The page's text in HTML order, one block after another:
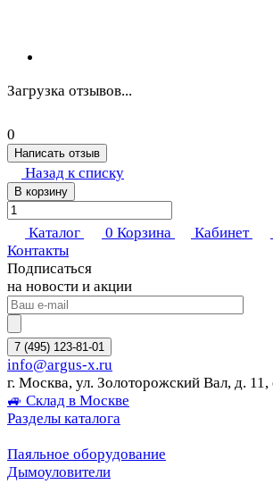
Загрузка отзывов...
0
Написать отзыв
Назад к списку
В корзину
Каталог 0 Корзина Кабинет
Контакты
Подписаться
на новости и акции
7 (495) 123-81-01
info@argus-x.ru
г. Москва, ул. Золоторожский Вал, д.
🚙 Склад в Москве
Разделы каталога
Паяльное оборудование
Дымоуловители